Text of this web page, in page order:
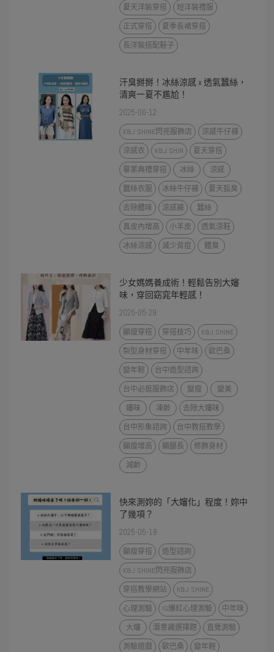
夏天洋裝穿搭
短洋裝禮服
正式穿搭
夏季長裙穿搭
長洋裝搭配鞋子
汗臭掰掰！冰絲涼感 x 透氣蠶絲，
清爽一夏不尷尬！
2025-06-12
K&J SHINE閃亮服飾店
涼感牛仔褲
涼感衣
K&J SHIN
夏天穿搭
畢業典禮穿搭
冰絲
涼感
蠶絲衣服
冰絲牛仔褲
夏天狐臭
去除體味
涼感褲
蠶絲
真皮內增高
小羊皮
透氣涼鞋
冰絲涼感
滅少背痘 體臭
少女媽媽養成術！輕鬆告別大嬸
味，穿回窈窕年輕感！
2025-05-29
顯瘦穿搭 穿搭技巧
K&J SHINE
梨型身材穿搭
中年味
歐巴桑
變年輕
台中造型諮詢
台中必逛服飾店
變瘦
變美
嬸味
凍齡
去除大嬸味
台中形象諮詢
台中教搭教學
顯瘦增高
顯腿長
修飾身材
減齡
快來測妳的「大嬸化」程度！妳中
了幾項？
2025-05-18
顯瘦穿搭
造型諮詢
K&J SHINE閃亮服飾店
穿搭教學網站
K&J SHINE
心理測驗
IG爆紅心理測驗
中年味
大嬸
潛意識選擇題
直覺測驗
測驗遊戲
歐巴桑
變年輕